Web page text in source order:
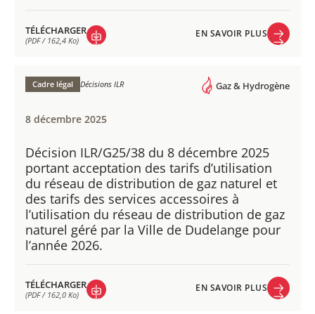
TÉLÉCHARGER
(PDF / 162,4 Ko)
(PDF / 162,4 Ko)
EN SAVOIR PLUS
Cadre légal Décisions ILR Gaz & Hydrogène
8 décembre 2025
Décision ILR/G25/38 du 8 décembre 2025
portant acceptation des tarifs d’utilisation
du réseau de distribution de gaz naturel et
des tarifs des services accessoires à
l’utilisation du réseau de distribution de gaz
naturel géré par la Ville de Dudelange pour
l’année 2026.
TÉLÉCHARGER
(PDF / 162,0 Ko)
EN SAVOIR PLUS